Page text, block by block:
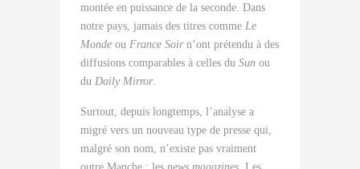
montée en puissance de la seconde. Dans
notre pays, jamais des titres comme Le
Monde ou France Soirn’ont prétendu à des
diffusions comparables à celles du Sun ou
du Daily Mirror.
Surtout, depuis longtemps, l’analyse a
migré vers un nouveau type de presse qui,
malgré son nom, n’existe pas vraiment
outre Manche : les news magazines . Les